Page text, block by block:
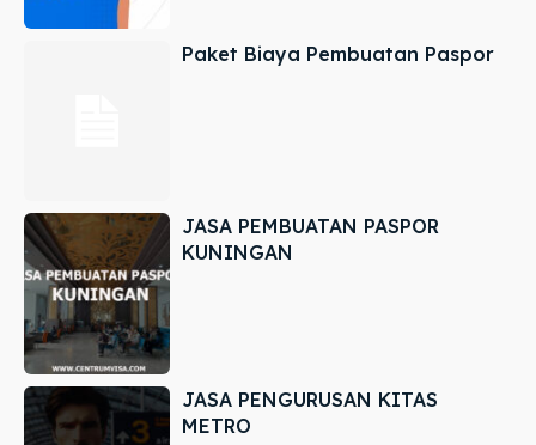
Paket Biaya Pembuatan Paspor
JASA PEMBUATAN PASPOR
KUNINGAN
JASA PENGURUSAN KITAS
METRO